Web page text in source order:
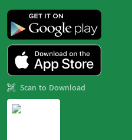
Scan to Download